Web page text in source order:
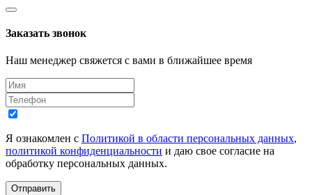
Заказать звонок
Наш менеджер свяжется с вами в ближайшее время
Я ознакомлен с Политикой в области персональных данных,
политикой конфиденциальности и даю свое согласие на
обработку персональных данных.
Отправить